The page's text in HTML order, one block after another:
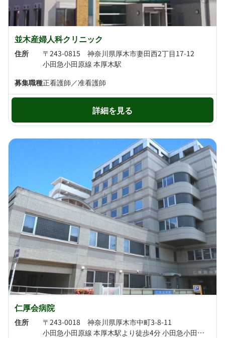
並木産婦人科クリニック
住所
〒243-0815 神奈川県厚木市妻田西2丁目17-12
小田急小田原線 本厚木駅
募集職種正看護師／准看護師
詳細を見る
仁厚会病院
住所
〒243-0018 神奈川県厚木市中町3-8-11
小田急小田原線 本厚木駅より徒歩4分 小田急小田原線 厚木駅より徒歩20分